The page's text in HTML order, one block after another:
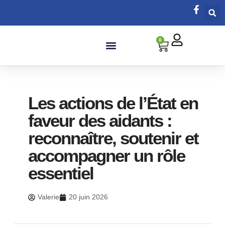
0
Les actions de l’État en
faveur des aidants :
reconnaître, soutenir et
accompagner un rôle
essentiel
Valerie 20 juin 2026